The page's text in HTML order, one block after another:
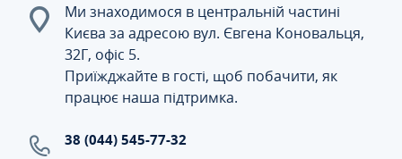
Ми знаходимося в центральній частині
Києва за адресою вул. Євгена Коновальця,
32Г, офіс 5.
Приїжджайте в гості, щоб побачити, як
працює наша підтримка.
38 (044) 545-77-32